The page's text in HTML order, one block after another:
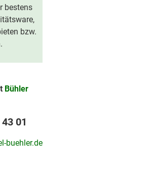
bestens
bzw.
Bühler
01
buehler.de